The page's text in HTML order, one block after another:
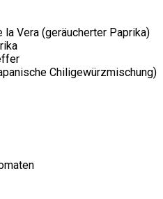
Vera (geräucherter Paprika)
Chiligewürzmischung)